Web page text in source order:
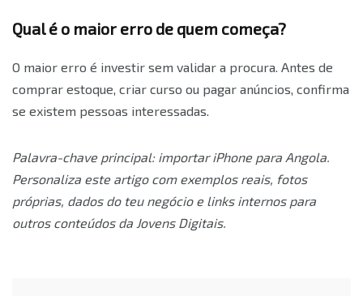
Qual é o maior erro de quem começa?
O maior erro é investir sem validar a procura. Antes de
comprar estoque, criar curso ou pagar anúncios, confirma
se existem pessoas interessadas.
Palavra-chave principal: importar iPhone para Angola.
Personaliza este artigo com exemplos reais, fotos
próprias, dados do teu negócio e links internos para
outros conteúdos da Jovens Digitais.